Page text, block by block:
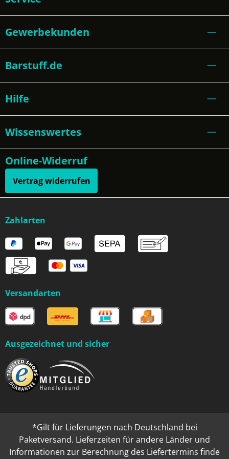
Gewerbekunden
Barstuff.de
Hilfe
Wissenswertes
Online-Widerruf
Vertrag widerrufen
Zahlarten
Versandarten
Ausgezeichnet und sicher
*Gilt für Lieferungen nach Deutschland bei
Paketversand. Lieferzeiten für andere Länder und
Informationen zur Berechnung des Liefertermins finde